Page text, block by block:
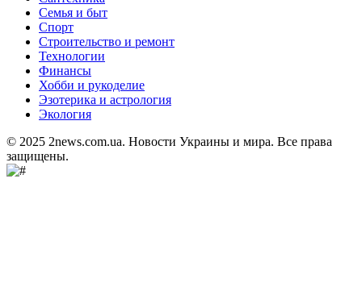
Семья и быт
Спорт
Строительство и ремонт
Технологии
Финансы
Хобби и рукоделие
Эзотерика и астрология
Экология
© 2025 2news.com.ua. Новости Украины и мира. Все права
защищены.